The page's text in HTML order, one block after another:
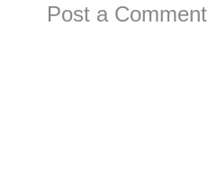
Post a Comment